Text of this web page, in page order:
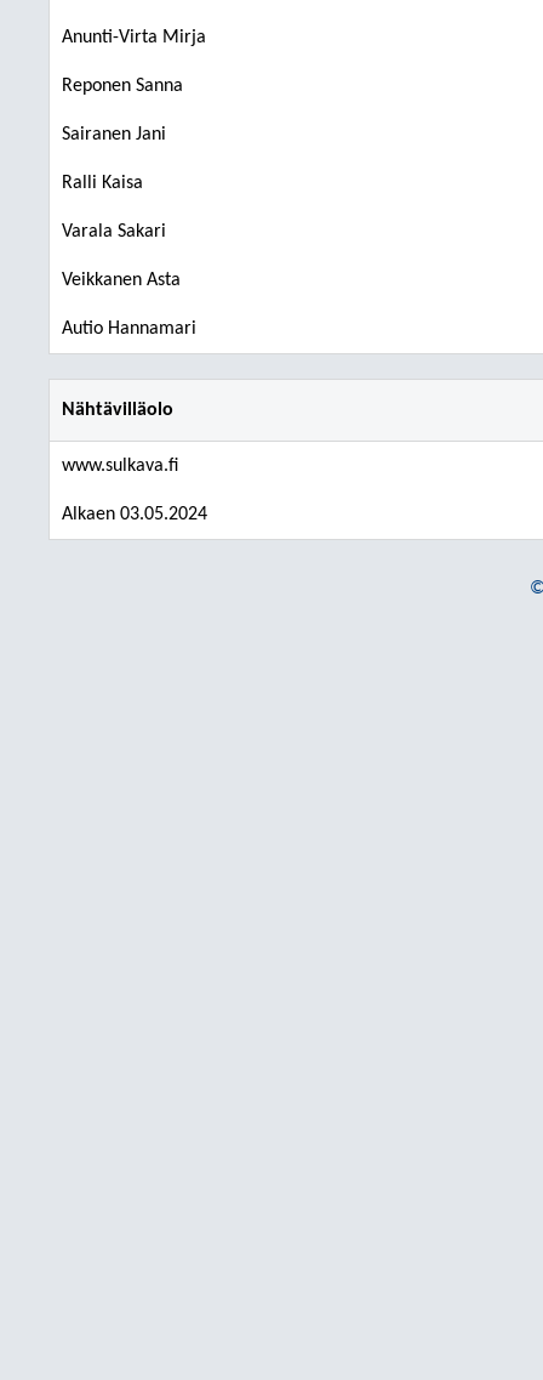
Anunti-Virta Mirja
Reponen Sanna
Sairanen Jani
Ralli Kaisa
Varala Sakari
Veikkanen Asta
Autio Hannamari
Nähtävilläolo
www.sulkava.fi
Alkaen 03.05.2024